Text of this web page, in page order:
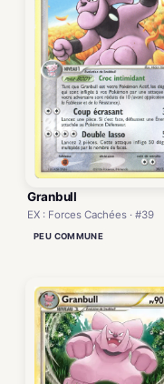
Granbull
EX : Forces Cachées · #39
PEU COMMUNE